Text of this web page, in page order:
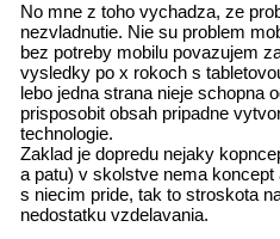
No mne z toho vychadza, ze
nezvladnutie. Nie su problem
bez potreby mobilu povazujem
vysledky po x rokoch s
lebo jedna strana nieje schopna
prisposobit obsah pripadne
technologie.
Zaklad je dopredu nejaky
a patu) v skolstve nema
s niecim pride, tak to stroskota
nedostatku vzdelavania.